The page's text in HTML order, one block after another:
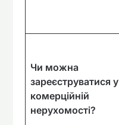
Чи можна
зареєструватися у
комерційній
нерухомості?